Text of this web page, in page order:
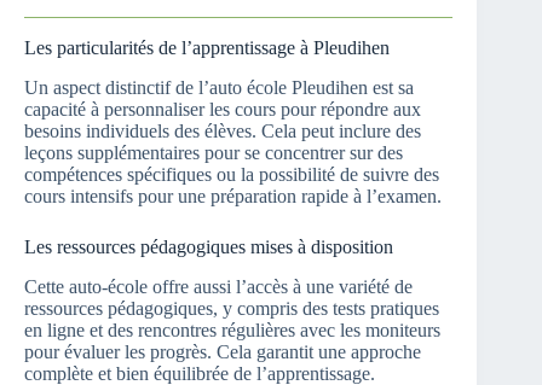
Les particularités de l’apprentissage à Pleudihen
Un aspect distinctif de l’auto école Pleudihen est sa
capacité à personnaliser les cours pour répondre aux
besoins individuels des élèves. Cela peut inclure des
leçons supplémentaires pour se concentrer sur des
compétences spécifiques ou la possibilité de suivre des
cours intensifs pour une préparation rapide à l’examen.
Les ressources pédagogiques mises à disposition
Cette auto-école offre aussi l’accès à une variété de
ressources pédagogiques, y compris des tests pratiques
en ligne et des rencontres régulières avec les moniteurs
pour évaluer les progrès. Cela garantit une approche
complète et bien équilibrée de l’apprentissage.